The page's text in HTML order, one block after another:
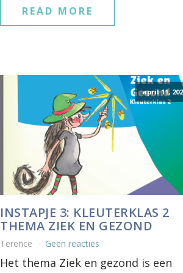
READ MORE
april 11,
INSTAPJE 3: KLEUTERKLAS 2
THEMA ZIEK EN GEZOND
Terence Geen reacties
Het thema Ziek en gezond is een